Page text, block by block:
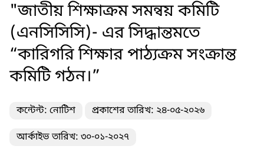
"জাতীয় শিক্ষাক্রম সমন্বয় কমিটি
(এনসিসিসি)- এর সিদ্ধান্তমতে
“কারিগরি শিক্ষার পাঠ্যক্রম সংক্রান্ত
কমিটি গঠন।”
কন্টেন্ট: নোটিশ প্রকাশের তারিখ: ২৪-০৫-২০২৬
আর্কাইভ তারিখ: ৩০-০১-২০২৭